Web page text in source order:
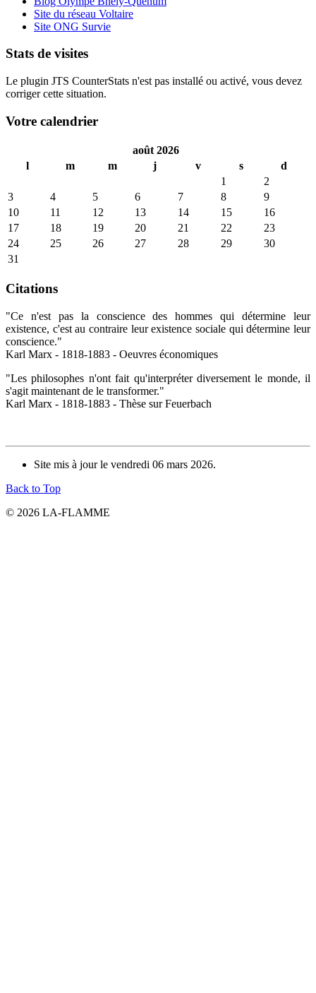
Site du réseau Voltaire
Site ONG Survie
Stats de visites
Le plugin JTS CounterStats n'est pas installé ou activé, vous devez
corriger cette situation.
Votre calendrier
août 2026
l
m m j v s
d
1
2
3
4 5 6 7 8
9
10
11 12 13 14 15
16
17
18 19 20 21 22
23
24
25 26 27 28 29
30
31
Citations
"Ce n'est pas la conscience des hommes qui détermine leur
existence, c'est au contraire leur existence sociale qui détermine leur
conscience."
Karl Marx - 1818-1883 - Oeuvres économiques
"Les philosophes n'ont fait qu'interpréter diversement le monde, il
s'agit maintenant de le transformer."
Karl Marx - 1818-1883 - Thèse sur Feuerbach
Site mis à jour le vendredi 06 mars 2026.
Back to Top
© 2026 LA-FLAMME